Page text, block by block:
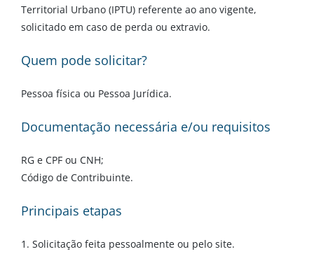
Territorial Urbano (IPTU) referente ao ano vigente,
solicitado em caso de perda ou extravio.
Quem pode solicitar?
Pessoa física ou Pessoa Jurídica.
Documentação necessária e/ou requisitos
RG e CPF ou CNH;
Código de Contribuinte.
Principais etapas
1. Solicitação feita pessoalmente ou pelo site.